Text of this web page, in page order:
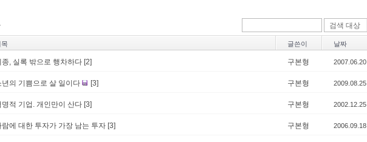
검색 대상
글쓴이 날짜
종, 실록 밖으로 행차하다 [2] 구본형 2007.06.20
년의 기쁨으로 살 일이다 [3] 구본형 2009.08.25
명적 기업. 개인만이 산다 [3] 구본형 2002.12.25
람에 대한 투자가 가장 남는 투자 [3] 구본형 2006.09.18